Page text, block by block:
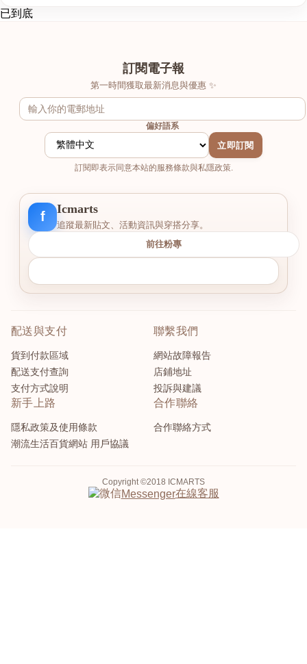
已到底
訂閱電子報
第一時間獲取最新消息與優惠 ✨
偏好語系
立即訂閱
訂閱即表示同意本站的服務條款與私隱政策.
f Icmarts
追蹤最新貼文、活動資訊與穿搭分享。
前往粉專
配送與支付
貨到付款區域
配送支付查詢
支付方式說明
聯繫我們
網站故障報告
店鋪地址
投訴與建議
新手上路
隱私政策及使用條款
潮流生活百貨網站 用戶協議
合作聯絡
合作聯絡方式
Copyright ©2018 ICMARTS
Messenger在線客服